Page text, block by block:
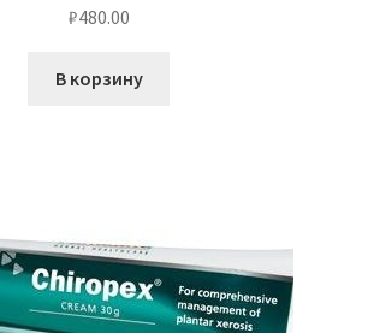
₽480.00
В корзину